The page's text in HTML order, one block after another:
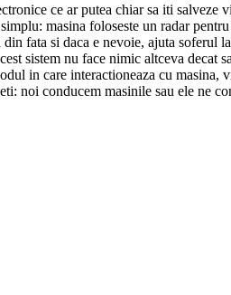
ce ar putea chiar sa iti salveze
masina foloseste un radar pentru
fata si daca e nevoie, ajuta soferul
sistem nu face nimic altceva decat
in care interactioneaza cu masina,
noi conducem masinile sau ele ne